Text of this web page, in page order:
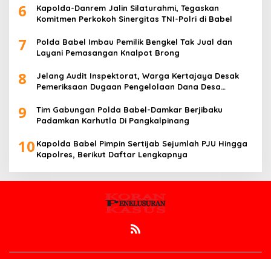
6
Kapolda-Danrem Jalin Silaturahmi, Tegaskan
Komitmen Perkokoh Sinergitas TNI-Polri di Babel
7
Polda Babel Imbau Pemilik Bengkel Tak Jual dan
Layani Pemasangan Knalpot Brong
8
Jelang Audit Inspektorat, Warga Kertajaya Desak
Pemeriksaan Dugaan Pengelolaan Dana Desa
9
Tim Gabungan Polda Babel-Damkar Berjibaku
Padamkan Karhutla Di Pangkalpinang
10 Kapolda Babel Pimpin Sertijab Sejumlah PJU Hingga
Kapolres, Berikut Daftar Lengkapnya